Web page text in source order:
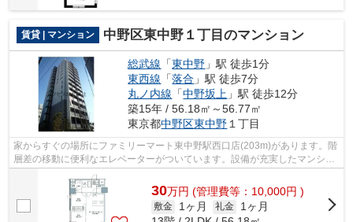
賃貸 | マンション 中野区東中野１丁目のマンション
総武線 「東中野 」駅 徒歩1分
東西線 「落合 」駅 徒歩7分
丸ノ内線 「中野坂上 」駅 徒歩12分
築15年 / 56.18㎡～56.77㎡
東京都中野区東中野 １丁目
家からすぐの場所にファミリーマート東中野駅西口店(203m)があります。階
層差の移動に便利なエレベーターがついています。設備が充実したマンショ
ンタイプの物件。徒歩1分に駅があるの...
30万円 (管理費等：10,000円 )
敷金 1ヶ月 礼金
1ヶ月